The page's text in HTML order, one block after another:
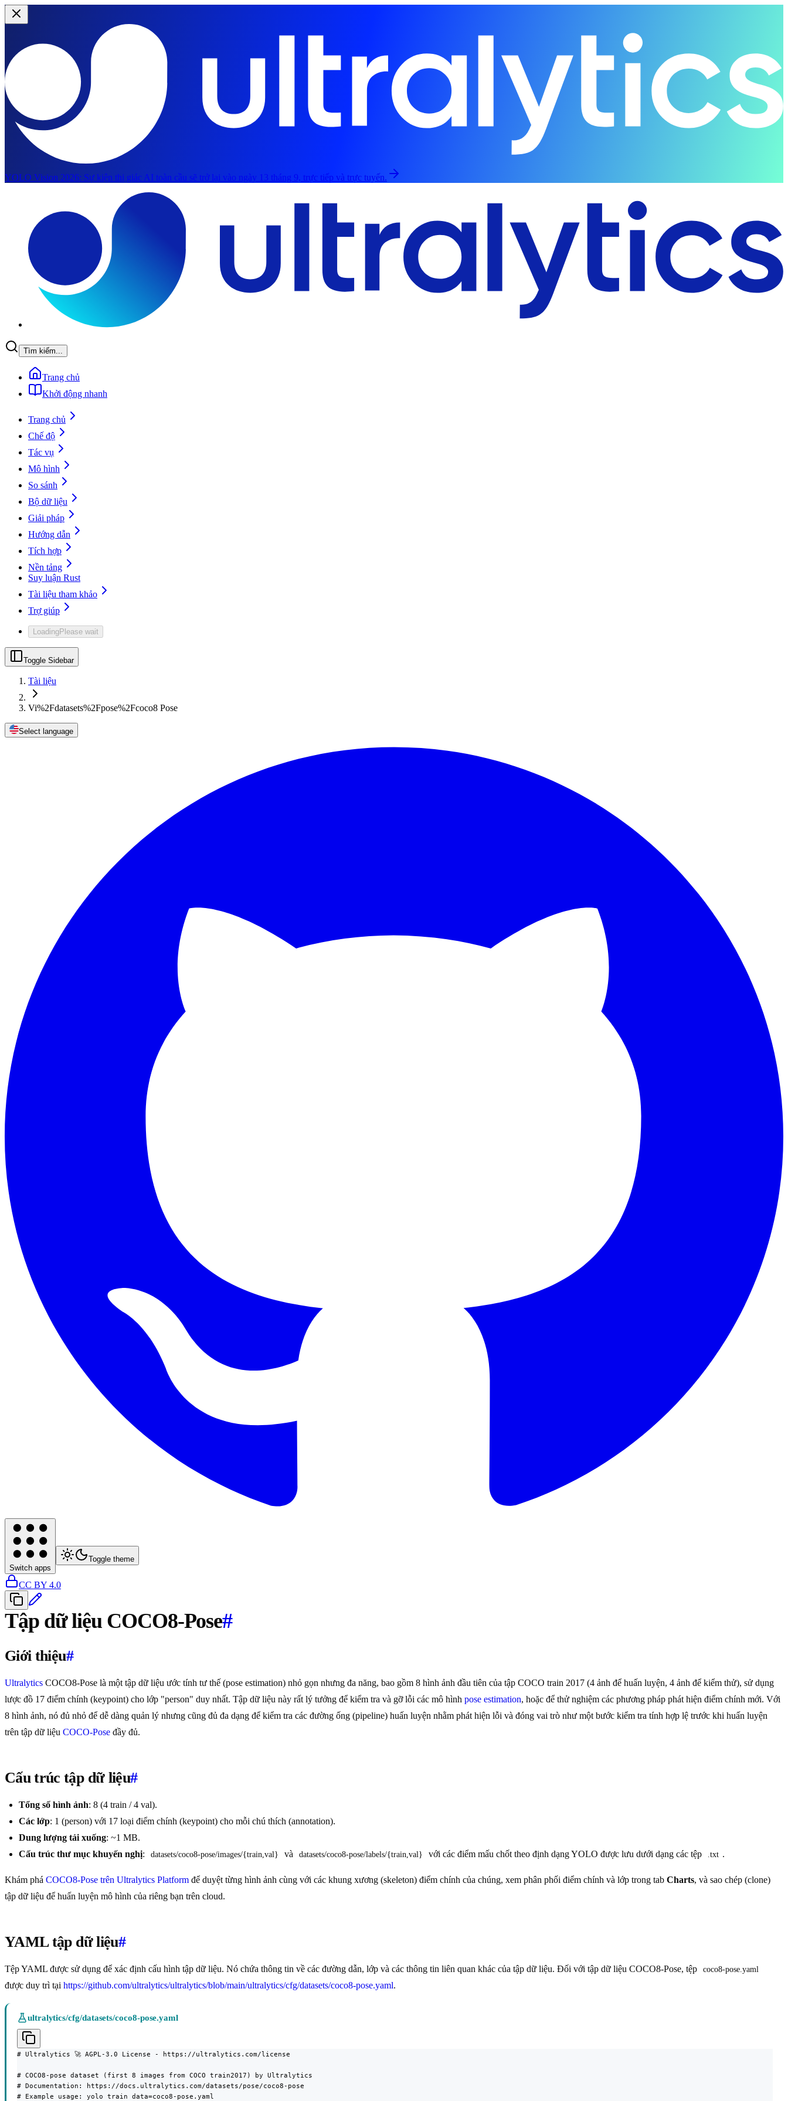
YOLO Vision 2026: Sự kiện thị giác AI toàn cầu sẽ trở lại vào ngày 13 tháng 9, trực tiếp và trực tuyến.
Tìm kiếm...
Trang chủ
Khởi động nhanh
Trang chủ
Chế độ
Tác vụ
Mô hình
So sánh
Bộ dữ liệu
Giải pháp
Hướng dẫn
Tích hợp
Nền tảng
Suy luận Rust
Tài liệu tham khảo
Trợ giúp
LoadingPlease wait
Toggle Sidebar
Tài liệu
Vi%2Fdatasets%2Fpose%2Fcoco8 Pose
Select language
Switch apps
Toggle theme
CC BY 4.0
Tập dữ liệu COCO8-Pose#
Giới thiệu#
Ultralytics COCO8-Pose là một tập dữ liệu ước tính tư thế (pose estimation) nhỏ gọn nhưng đa năng, bao gồm 8 hình ảnh đầu tiên của tập COCO train 2017 (4 ảnh để huấn luyện, 4 ảnh để kiểm thử), sử dụng
lược đồ 17 điểm chính (keypoint) cho lớp "person" duy nhất. Tập dữ liệu này rất lý tưởng để kiểm tra và gỡ lỗi các mô hình pose estimation, hoặc để thử nghiệm các phương pháp phát hiện điểm chính mới. Với
8 hình ảnh, nó đủ nhỏ để dễ dàng quản lý nhưng cũng đủ đa dạng để kiểm tra các đường ống (pipeline) huấn luyện nhằm phát hiện lỗi và đóng vai trò như một bước kiểm tra tính hợp lệ trước khi huấn luyện
trên tập dữ liệu COCO-Pose đầy đủ.
Cấu trúc tập dữ liệu#
Tổng số hình ảnh: 8 (4 train / 4 val).
Các lớp: 1 (person) với 17 loại điểm chính (keypoint) cho mỗi chú thích (annotation).
Dung lượng tải xuống: ~1 MB.
Cấu trúc thư mục khuyến nghị: datasets/coco8-pose/images/{train,val} và datasets/coco8-pose/labels/{train,val} với các điểm mấu chốt theo định dạng YOLO được lưu dưới dạng các tệp .txt .
Khám phá COCO8-Pose trên Ultralytics Platform để duyệt từng hình ảnh cùng với các khung xương (skeleton) điểm chính của chúng, xem phân phối điểm chính và lớp trong tab Charts, và sao chép (clone)
tập dữ liệu để huấn luyện mô hình của riêng bạn trên cloud.
YAML tập dữ liệu#
Tệp YAML được sử dụng để xác định cấu hình tập dữ liệu. Nó chứa thông tin về các đường dẫn, lớp và các thông tin liên quan khác của tập dữ liệu. Đối với tập dữ liệu COCO8-Pose, tệp coco8-pose.yaml
được duy trì tại https://github.com/ultralytics/ultralytics/blob/main/ultralytics/cfg/datasets/coco8-pose.yaml.
ultralytics/cfg/datasets/coco8-pose.yaml
# Ultralytics 🚀 AGPL-3.0 License - https://ultralytics.com/license
# COCO8-pose dataset (first 8 images from COCO train2017) by Ultralytics
# Documentation: https://docs.ultralytics.com/datasets/pose/coco8-pose
# Example usage: yolo train data=coco8-pose.yaml